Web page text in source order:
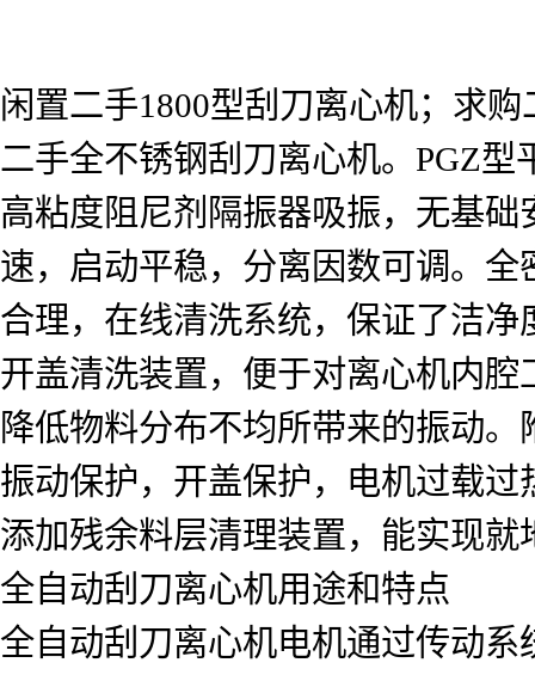
闲置二手1800型刮刀离心机；求
二手全不锈钢刮刀离心机。PGZ
高粘度阻尼剂隔振器吸振，无基
速，启动平稳，分离因数可调。
合理，在线清洗系统，保证了洁
开盖清洗装置，便于对离心机内
降低物料分布不均所带来的振动
振动保护，开盖保护，电机过载过
添加残余料层清理装置，能实现
全自动刮刀离心机用途和特点
全自动刮刀离心机电机通过传动